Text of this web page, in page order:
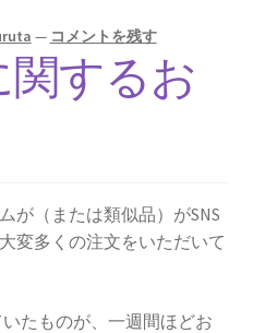
— コメントを残す
するお
が（または類似品）がSNS
変多くの注文をいただいて
たものが、一週間ほどお